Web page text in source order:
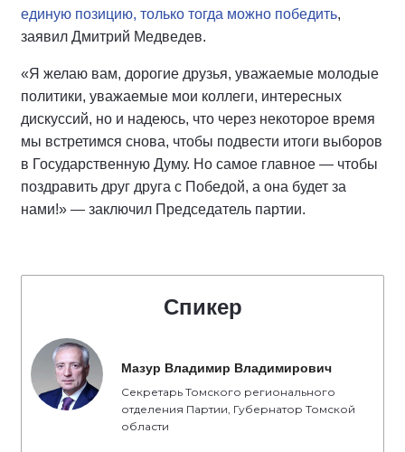
единую позицию, только тогда можно победить,
заявил Дмитрий Медведев.
«Я желаю вам, дорогие друзья, уважаемые молодые
политики, уважаемые мои коллеги, интересных
дискуссий, но и надеюсь, что через некоторое время
мы встретимся снова, чтобы подвести итоги выборов
в Государственную Думу. Но самое главное — чтобы
поздравить друг друга с Победой, а она будет за
нами!» — заключил Председатель партии.
Спикер
Мазур Владимир Владимирович
Секретарь Томского регионального
отделения Партии, Губернатор Томской
области